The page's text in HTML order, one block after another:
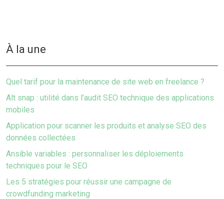
À la une
Quel tarif pour la maintenance de site web en freelance ?
Alt snap : utilité dans l’audit SEO technique des applications
mobiles
Application pour scanner les produits et analyse SEO des
données collectées
Ansible variables : personnaliser les déploiements
techniques pour le SEO
Les 5 stratégies pour réussir une campagne de
crowdfunding marketing